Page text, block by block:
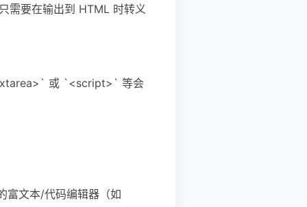
需要在输出到 HTML 时转义
或 `<script>` 等会
富文本/代码编辑器（如